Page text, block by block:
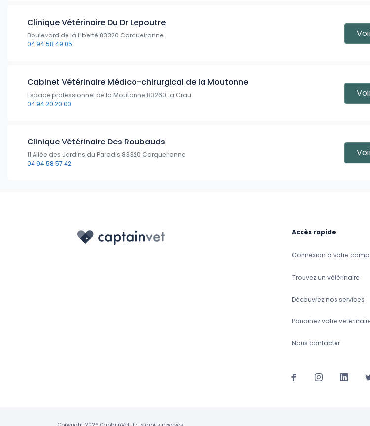
Clinique Vétérinaire Du Dr Lepoutre
Boulevard de la Liberté 83320 Carqueiranne
04 94 58 49 05
Cabinet Vétérinaire Médico-chirurgical de la Moutonne
Espace professionnel de la Moutonne 83260 La Crau
04 94 20 20 00
Clinique Vétérinaire Des Roubauds
11 Allée des Jardins du Paradis 83320 Carqueiranne
04 94 58 57 42
Accès rapide
Connexion à votre
Trouvez un vétérinaire
Découvrez nos services
Parrainez votre
Nous contacter